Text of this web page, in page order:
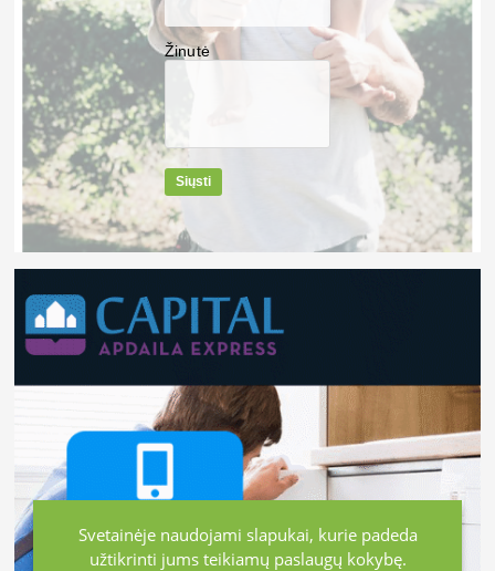
Žinutė
Siųsti
Svetainėje naudojami slapukai, kurie padeda
užtikrinti jums teikiamų paslaugų kokybę.